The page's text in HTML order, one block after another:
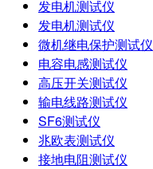
发电机测试仪
发电机测试仪
微机继电保护测试仪
电容电感测试仪
高压开关测试仪
输电线路测试仪
SF6测试仪
兆欧表测试仪
接地电阻测试仪